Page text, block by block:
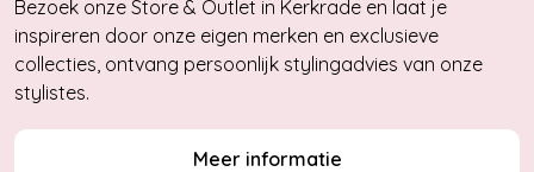
Bezoek onze Store & Outlet in Kerkrade en laat je
inspireren door onze eigen merken en exclusieve
collecties, ontvang persoonlijk stylingadvies van onze
stylistes.
Meer informatie